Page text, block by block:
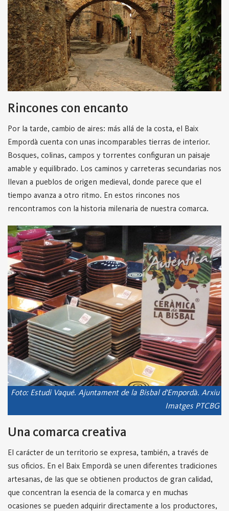
Rincones con encanto
Por la tarde, cambio de aires: más allá de la costa, el Baix
Empordà cuenta con unas incomparables tierras de interior.
Bosques, colinas, campos y torrentes configuran un paisaje
amable y equilibrado. Los caminos y carreteras secundarias nos
llevan a pueblos de origen medieval, donde parece que el
tiempo avanza a otro ritmo. En estos rincones nos
rencontramos con la historia milenaria de nuestra comarca.
Foto: Estudi Vaqué. Ajuntament de la Bisbal d'Empordà. Arxiu
Imatges PTCBG
Una comarca creativa
El carácter de un territorio se expresa, también, a través de
sus oficios. En el Baix Empordà se unen diferentes tradiciones
artesanas, de las que se obtienen productos de gran calidad,
que concentran la esencia de la comarca y en muchas
ocasiones se pueden adquirir directamente a los productores,